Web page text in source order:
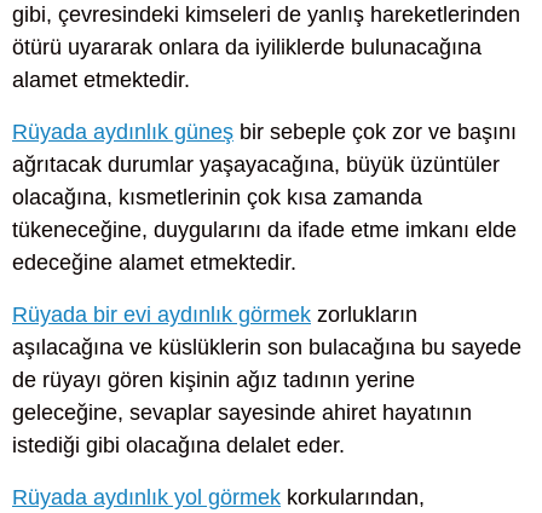
gibi, çevresindeki kimseleri de yanlış hareketlerinden
ötürü uyararak onlara da iyiliklerde bulunacağına
alamet etmektedir.
Rüyada aydınlık güneş bir sebeple çok zor ve başını
ağrıtacak durumlar yaşayacağına, büyük üzüntüler
olacağına, kısmetlerinin çok kısa zamanda
tükeneceğine, duygularını da ifade etme imkanı elde
edeceğine alamet etmektedir.
Rüyada bir evi aydınlık görmek zorlukların
aşılacağına ve küslüklerin son bulacağına bu sayede
de rüyayı gören kişinin ağız tadının yerine
geleceğine, sevaplar sayesinde ahiret hayatının
istediği gibi olacağına delalet eder.
Rüyada aydınlık yol görmek korkularından,